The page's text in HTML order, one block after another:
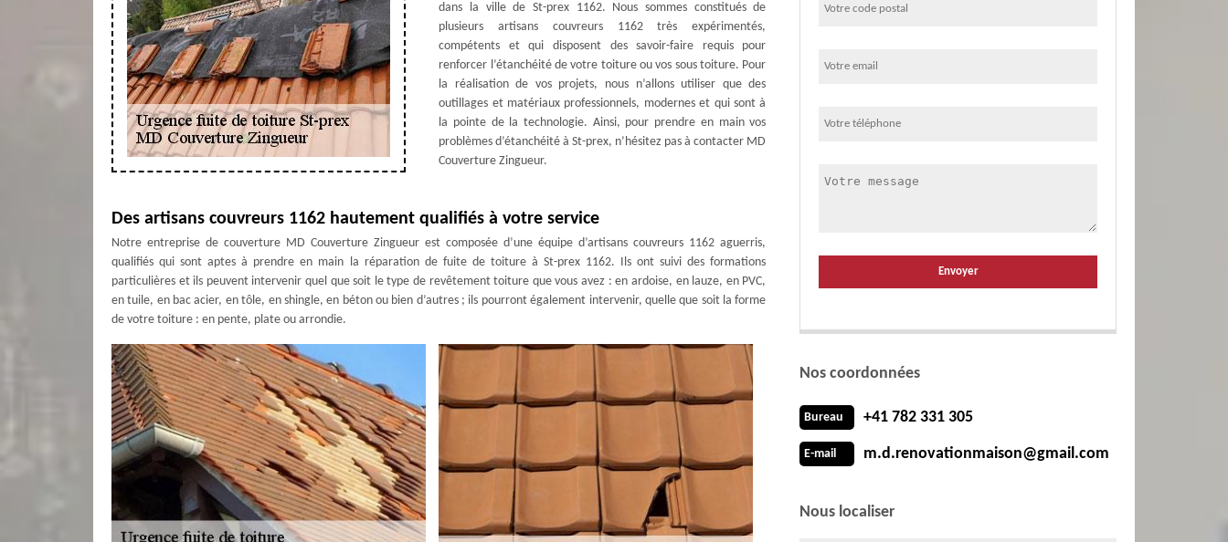
dans la ville de St-prex 1162. Nous sommes constitués de
plusieurs artisans couvreurs 1162 très expérimentés,
compétents et qui disposent des savoir-faire requis pour
renforcer l’étanchéité de votre toiture ou vos sous toiture. Pour
la réalisation de vos projets, nous n’allons utiliser que des
outillages et matériaux professionnels, modernes et qui sont à
la pointe de la technologie. Ainsi, pour prendre en main vos
problèmes d’étanchéité à St-prex, n’hésitez pas à contacter MD
Couverture Zingueur.
Des artisans couvreurs 1162 hautement qualifiés à votre service
Notre entreprise de couverture MD Couverture Zingueur est composée d’une équipe d’artisans couvreurs 1162 aguerris,
qualifiés qui sont aptes à prendre en main la réparation de fuite de toiture à St-prex 1162. Ils ont suivi des formations
particulières et ils peuvent intervenir quel que soit le type de revêtement toiture que vous avez : en ardoise, en lauze, en PVC,
en tuile, en bac acier, en tôle, en shingle, en béton ou bien d’autres ; ils pourront également intervenir, quelle que soit la forme
de votre toiture : en pente, plate ou arrondie.
Nos coordonnées
Bureau +41 782 331 305
E-mail m.d.renovationmaison@gmail.com
Nous localiser